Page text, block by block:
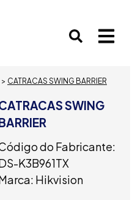
> CATRACAS SWING BARRIER
SWING
do Fabricante:
K3B961TX
Hikvision